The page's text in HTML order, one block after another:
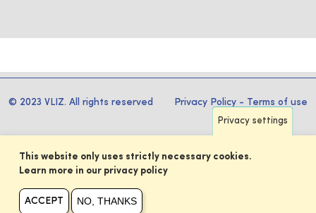
© 2023 VLIZ. All rights reserved Privacy Policy - Terms of use
Privacy settings
This website only uses strictly necessary cookies.
Learn more in our privacy policy
ACCEPT NO, THANKS